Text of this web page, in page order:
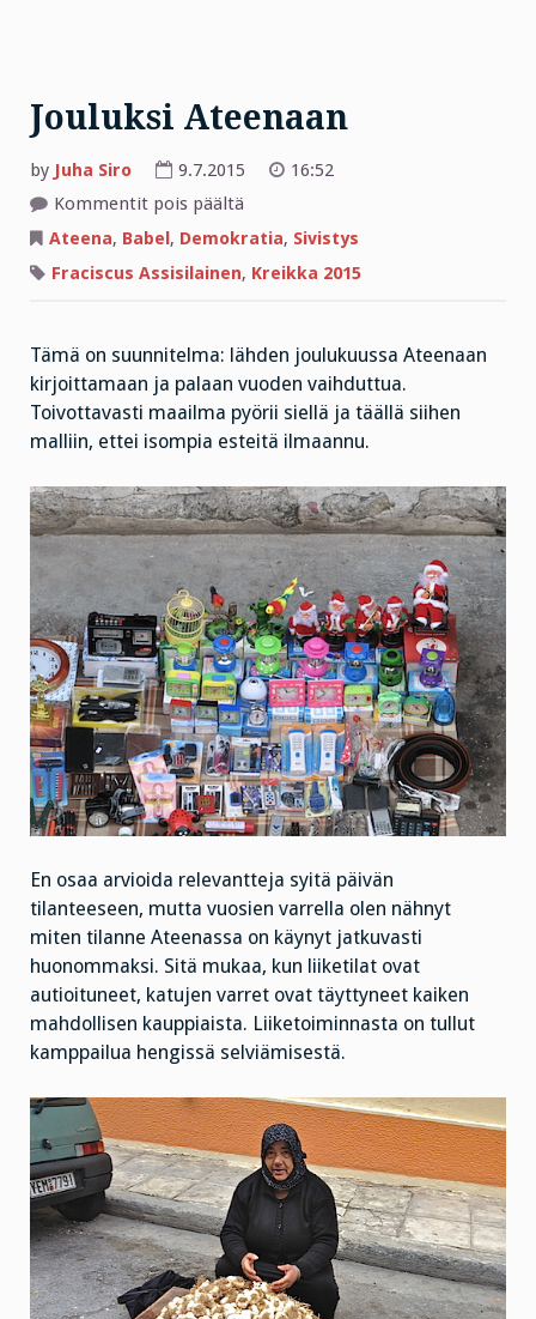
Jouluksi Ateenaan
by Juha Siro 9.7.2015
16:52
Kommentit pois päältä
Ateenaan
Ateena, Babel , Demokratia, Sivistys
Fraciscus Assisilainen, Kreikka 2015
Tämä on suunnitelma: lähden joulukuussa Ateenaan
kirjoittamaan ja palaan vuoden vaihduttua.
Toivottavasti maailma pyörii siellä ja täällä siihen
malliin, ettei isompia esteitä ilmaannu.
En osaa arvioida relevantteja syitä päivän
tilanteeseen, mutta vuosien varrella olen nähnyt
miten tilanne Ateenassa on käynyt jatkuvasti
huonommaksi. Sitä mukaa, kun liiketilat ovat
autioituneet, katujen varret ovat täyttyneet kaiken
mahdollisen kauppiaista. Liiketoiminnasta on tullut
kamppailua hengissä selviämisestä.